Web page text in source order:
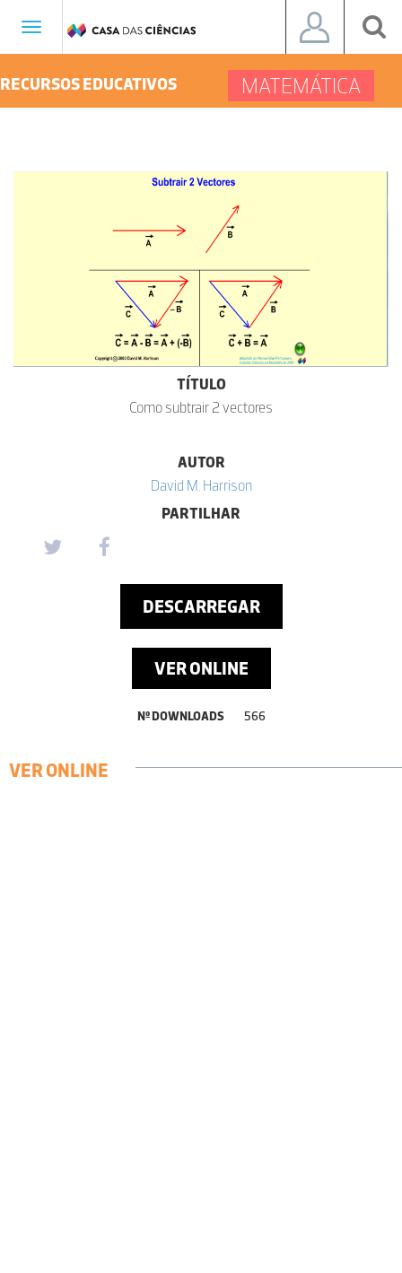
Toggle
RECURSOS EDUCATIVOS MATEMÁTICA
TÍTULO
Como subtrair 2 vectores
AUTOR
David M. Harrison
PARTILHAR
DESCARREGAR
VER ONLINE
Nº DOWNLOADS 566
VER ONLINE